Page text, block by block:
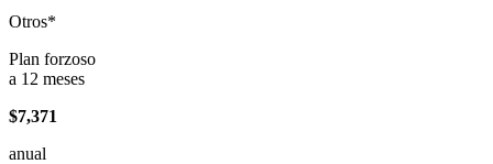
Otros*
Plan forzoso
a 12 meses
$7,371
anual